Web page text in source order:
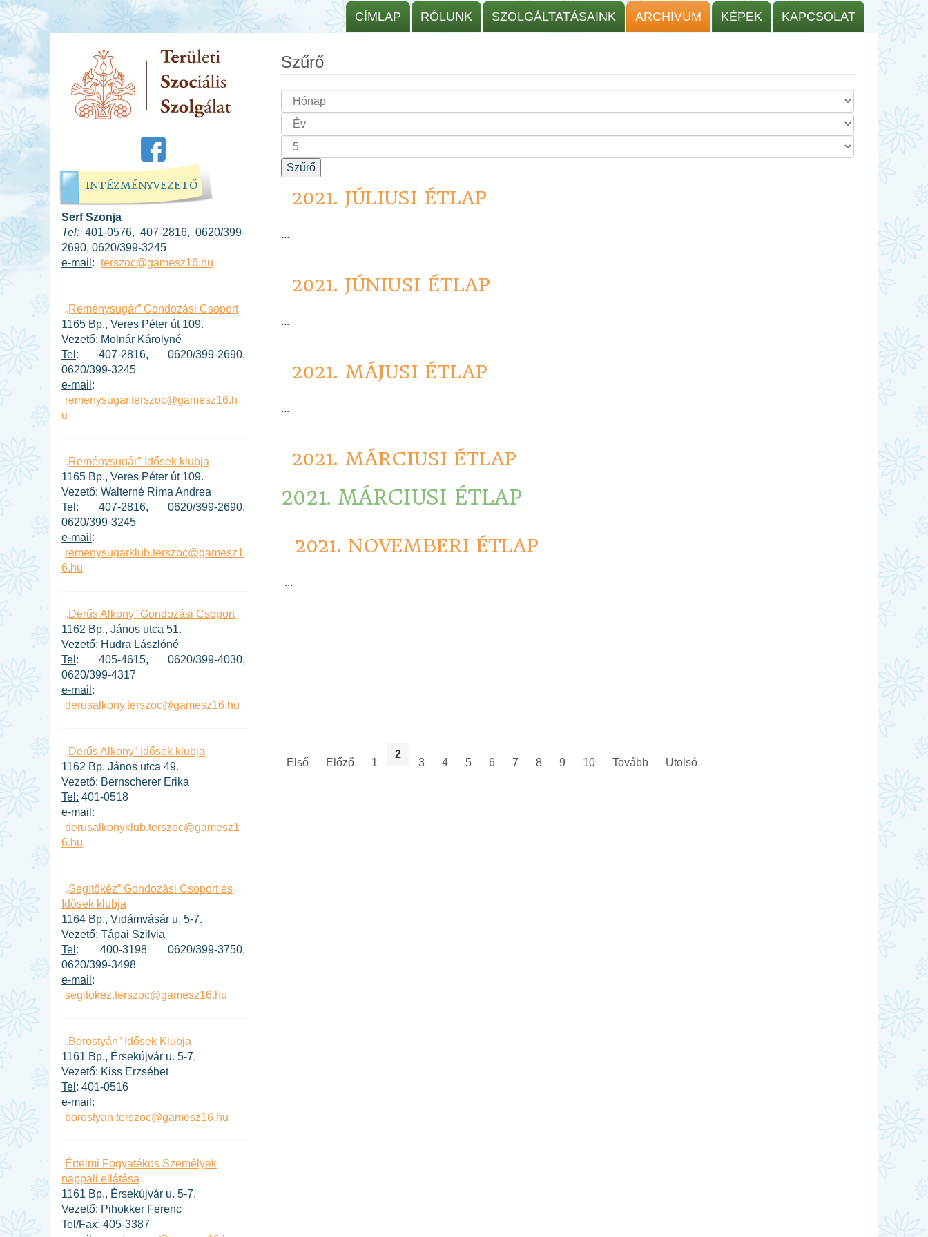
CÍMLAP RÓLUNK SZOLGÁLTATÁSAINK ARCHIVUM KÉPEK KAPCSOLAT
INTÉZMÉNYVEZETŐ
Serf Szonja
Tel: 401-0576, 407-2816, 0620/399-
2690, 0620/399-3245
e-mail : terszoc@gamesz16.hu
„Reménysugár” Gondozási Csoport
1165 Bp., Veres Péter út 109.
Vezető: Molnár Károlyné
Tel : 407-2816, 0620/399-2690,
0620/399-3245
e-mail :
remenysugar.terszoc@gamesz16.h
u
„Reménysugár" Idősek klubja
1165 Bp., Veres Péter út 109.
Vezető: Walterné Rima Andrea
Tel: 407-2816, 0620/399-2690,
0620/399-3245
e-mail :
remenysugarklub.terszoc@gamesz1
6.hu
„Derűs Alkony” Gondozási Csoport
1162 Bp., János utca 51.
Vezető: Hudra Lászlóné
Tel : 405-4615, 0620/399-4030,
0620/399-4317
e-mail :
derusalkony.terszoc@gamesz16.hu
„Derűs Alkony” Idősek klubja
1162 Bp. János utca 49.
Vezető: Bernscherer Erika
Tel: 401-0518
e-mail :
derusalkonyklub.terszoc@gamesz1
6.hu
„Segítőkéz” Gondozási Csoport és
Idősek klubja
1164 Bp., Vidámvásár u. 5-7.
Vezető: Tápai Szilvia
Tel : 400-3198 0620/399-3750,
0620/399-3498
e-mail :
segitokez.terszoc@gamesz16.hu
„Borostyán” Idősek Klubja
1161 Bp., Érsekújvár u. 5-7.
Vezető: Kiss Erzsébet
Tel : 401-0516
e-mail :
borostyan.terszoc@gamesz16.hu
Értelmi Fogyatékos Személyek
nappali ellátása
1161 Bp., Érsekújvár u. 5-7.
Vezető: Pihokker Ferenc
Tel/Fax: 405-3387
Szűrő
Szűrő
2021. JÚLIUSI ÉTLAP
...
2021. JÚNIUSI ÉTLAP
...
2021. MÁJUSI ÉTLAP
...
2021. MÁRCIUSI ÉTLAP
2021. MÁRCIUSI ÉTLAP
2021. NOVEMBERI ÉTLAP
...
Első Előző 1
2
3 4 5 6 7 8 9 10 Tovább Utolsó